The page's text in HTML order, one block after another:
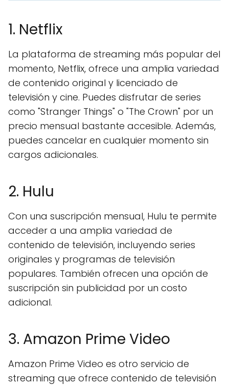
1. Netflix
La plataforma de streaming más popular del
momento, Netflix, ofrece una amplia variedad
de contenido original y licenciado de
televisión y cine. Puedes disfrutar de series
como "Stranger Things" o "The Crown" por un
precio mensual bastante accesible. Además,
puedes cancelar en cualquier momento sin
cargos adicionales.
2. Hulu
Con una suscripción mensual, Hulu te permite
acceder a una amplia variedad de
contenido de televisión, incluyendo series
originales y programas de televisión
populares. También ofrecen una opción de
suscripción sin publicidad por un costo
adicional.
3. Amazon Prime Video
Amazon Prime Video es otro servicio de
streaming que ofrece contenido de televisión